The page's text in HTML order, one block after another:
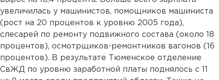
увеличилась у машинистов, помощников машиниста
(рост на 20 процентов к уровню 2005 года),
слесарей по ремонту подвижного состава (около 18
процентов), осмотрщиков-ремонтников вагонов (16
процентов). В результате Тюменское отделение
СвЖД по уровню заработной платы поднялось с 11